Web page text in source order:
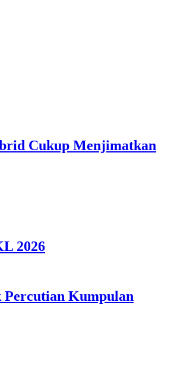
Cukup Menjimatkan
2026
Percutian Kumpulan